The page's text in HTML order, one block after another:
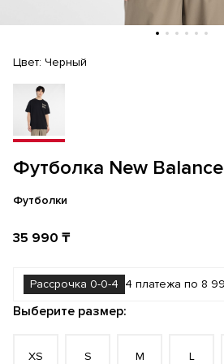
Футболка New Balance
Футболки
35 990 ₸
Рассрочка 0-0-4 4 платежа по 8
Цвет: Черный
Выберите размер:
XS S M L